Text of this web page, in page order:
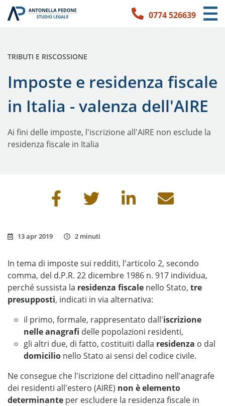
Link per l'accessibilità
Vai ai contenuti principali
Vai ai contatti0774 526639
Imposte e residenza fiscale
in Italia - valenza dell'AIRE
PUBBLICATO IN:
TRIBUTI E RISCOSSIONE
Ai fini delle imposte, l'iscrizione all'AIRE non esclude la
residenza fiscale in Italia
Condividi questa pagina
13 apr 2019 2 minuti
In tema di imposte sui redditi, l'articolo 2, secondo
comma, del d.P.R. 22 dicembre 1986 n. 917 individua,
perché sussista la residenza fiscale nello Stato, tre
presupposti, indicati in via alternativa:
il primo, formale, rappresentato dall'iscrizione
nelle anagrafi delle popolazioni residenti,
gli altri due, di fatto, costituiti dalla residenza o dal
domicilio nello Stato ai sensi del codice civile.
Ne consegue che l'iscrizione del cittadino nell'anagrafe
dei residenti all'estero (AIRE) non è elemento
determinante per escludere la residenza fiscale in